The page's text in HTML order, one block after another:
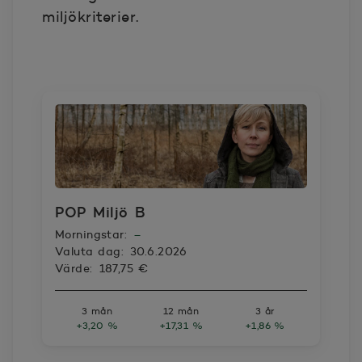
miljökriterier.
POP Miljö B
Morningstar: –
Valuta dag: 30.6.2026
Värde: 187,75 €
3 mån
+3,20 %
12 mån
+17,31 %
3 år
+1,86 %